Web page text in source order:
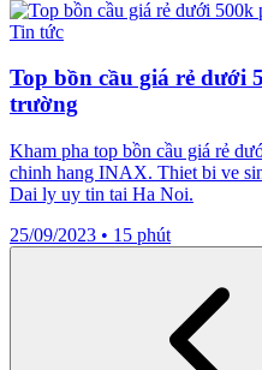
Tin tức
Top bồn cầu giá rẻ dưới
trường
Kham pha top bồn cầu giá rẻ
chinh hang INAX. Thiet bi ve
Dai ly uy tin tai Ha Noi.
25/09/2023 • 15 phút